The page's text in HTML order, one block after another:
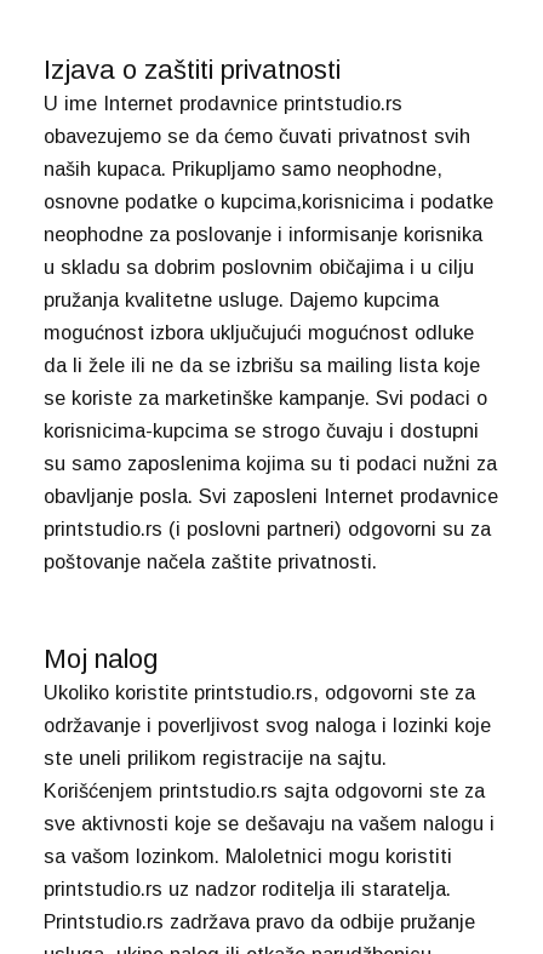
Izjava o zaštiti privatnosti
U ime Internet prodavnice printstudio.rs
obavezujemo se da ćemo čuvati privatnost svih
naših kupaca. Prikupljamo samo neophodne,
osnovne podatke o kupcima,korisnicima i podatke
neophodne za poslovanje i informisanje korisnika
u skladu sa dobrim poslovnim običajima i u cilju
pružanja kvalitetne usluge. Dajemo kupcima
mogućnost izbora uključujući mogućnost odluke
da li žele ili ne da se izbrišu sa mailing lista koje
se koriste za marketinške kampanje. Svi podaci o
korisnicima-kupcima se strogo čuvaju i dostupni
su samo zaposlenima kojima su ti podaci nužni za
obavljanje posla. Svi zaposleni Internet prodavnice
printstudio.rs (i poslovni partneri) odgovorni su za
poštovanje načela zaštite privatnosti.
Moj nalog
Ukoliko koristite printstudio.rs, odgovorni ste za
održavanje i poverljivost svog naloga i lozinki koje
ste uneli prilikom registracije na sajtu.
Korišćenjem printstudio.rs sajta odgovorni ste za
sve aktivnosti koje se dešavaju na vašem nalogu i
sa vašom lozinkom. Maloletnici mogu koristiti
printstudio.rs uz nadzor roditelja ili staratelja.
Printstudio.rs zadržava pravo da odbije pružanje